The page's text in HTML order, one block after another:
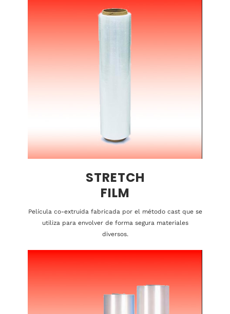
STRETCH
FILM
Película co-extruida fabricada por el método cast que se
utiliza para envolver de forma segura materiales
diversos.